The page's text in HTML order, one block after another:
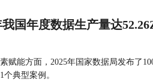
我国年度数据生产量达
赋能方面，2025年国家数据局发布了
个典型案例。